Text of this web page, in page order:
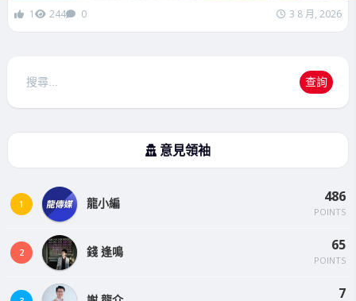
1 244 0 3 8 月, 2026
搜
查詢
意見領袖
1 龍小編 486
POINTS
2 錢 逢鳴 65
POINTS
7